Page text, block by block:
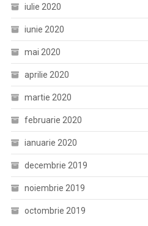
iulie 2020
iunie 2020
mai 2020
aprilie 2020
martie 2020
februarie 2020
ianuarie 2020
decembrie 2019
noiembrie 2019
octombrie 2019